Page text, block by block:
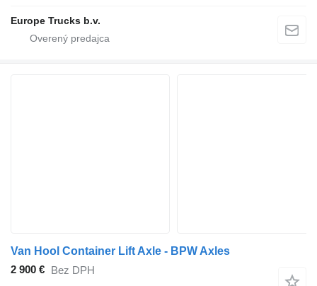
Europe Trucks b.v.
Van Hool Container Lift Axle - BPW Axles
2 900 €
Bez DPH